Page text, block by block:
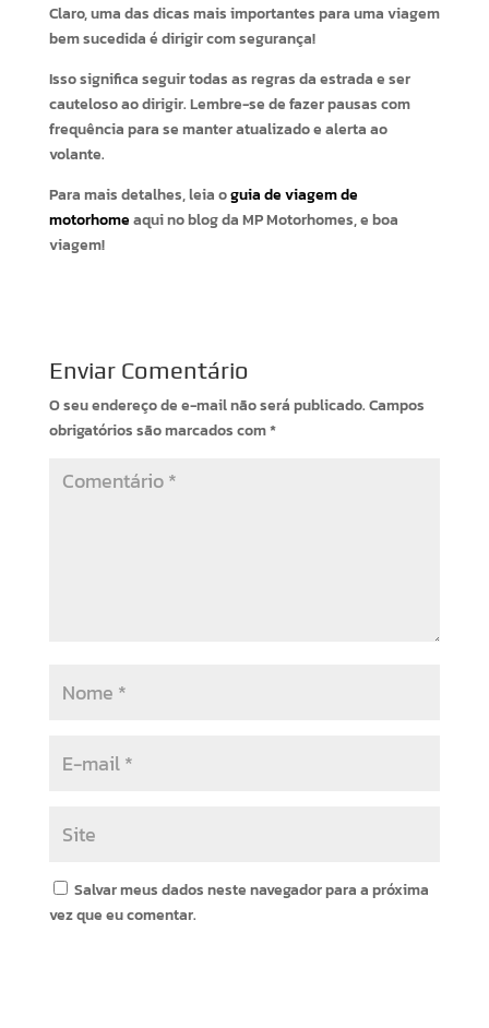
Claro, uma das dicas mais importantes para uma viagem
bem sucedida é dirigir com segurança!
Isso significa seguir todas as regras da estrada e ser
cauteloso ao dirigir. Lembre-se de fazer pausas com
frequência para se manter atualizado e alerta ao
volante.
Para mais detalhes, leia oguia de viagem de
motorhomeaqui no blog da MP Motorhomes, e boa
viagem!
Enviar Comentário
O seu endereço de e-mail não será publicado.Campos
obrigatórios são marcados com*
Salvar meus dados neste navegador para a próxima
vez que eu comentar.